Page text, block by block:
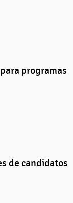
programas
de candidatos